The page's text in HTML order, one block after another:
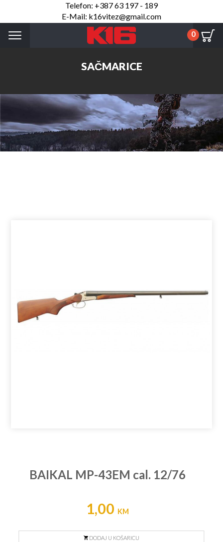
Telefon: +387 63 197 - 189
E-Mail: k16vitez@gmail.com
0
SAČMARICE
BAIKAL MP-43EM cal. 12/76
1,00 KM
DODAJ U KOŠARICU